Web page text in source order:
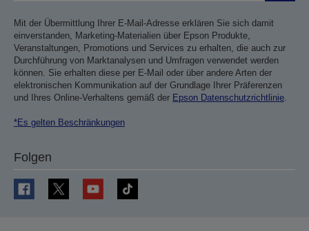
Mit der Übermittlung Ihrer E-Mail-Adresse erklären Sie sich damit
einverstanden, Marketing-Materialien über Epson Produkte,
Veranstaltungen, Promotions und Services zu erhalten, die auch zur
Durchführung von Marktanalysen und Umfragen verwendet werden
können. Sie erhalten diese per E-Mail oder über andere Arten der
elektronischen Kommunikation auf der Grundlage Ihrer Präferenzen
und Ihres Online-Verhaltens gemäß der Epson Datenschutzrichtlinie.
*Es gelten Beschränkungen
Folgen